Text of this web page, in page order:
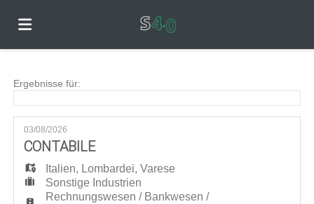
Stellen
Lebenslauf
Ergebnisse für:
03/08/2026
CONTABILE
Italien, Lombardei, Varese
Sonstige Industrien
Rechnungswesen / Bankwesen /